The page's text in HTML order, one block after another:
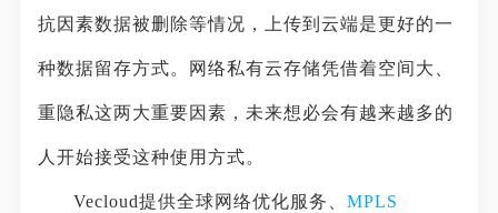
抗因素数据被删除等情况，上传到云端是更好的一
种数据留存方式。网络私有云存储凭借着空间大、
重隐私这两大重要因素，未来想必会有越来越多的
人开始接受这种使用方式。
Vecloud提供全球网络优化服务、MPLS